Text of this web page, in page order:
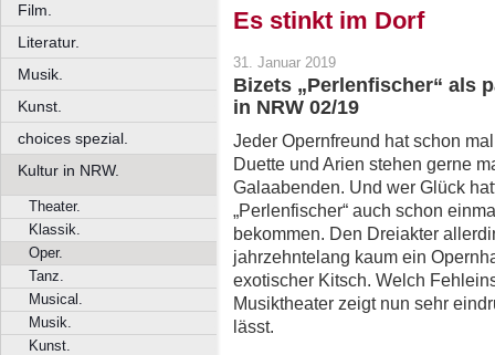
Film.
Literatur.
Musik.
Kunst.
choices spezial.
Kultur in NRW.
Theater.
Klassik.
Oper.
Tanz.
Musical.
Musik.
Kunst.
Es stinkt im Dorf
31. Januar 2019
Bizets „Perlenfischer“ als
in NRW 02/19
Jeder Opernfreund hat schon
Duette und Arien stehen gerne
Galaabenden. Und wer Glück
„Perlenfischer“ auch schon
bekommen. Den Dreiakter
jahrzehntelang kaum ein
exotischer Kitsch. Welch
Musiktheater zeigt nun sehr
lässt.